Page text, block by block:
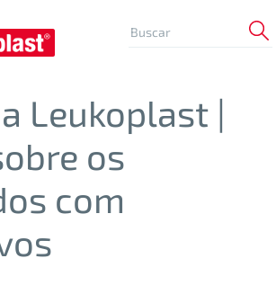
Leukoplast |
os
com